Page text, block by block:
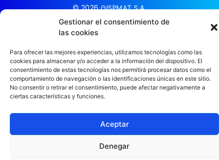
Gestionar el consentimiento de
las cookies
Para ofrecer las mejores experiencias, utilizamos tecnologías como las
cookies para almacenar y/o acceder a la información del dispositivo. El
consentimiento de estas tecnologías nos permitirá procesar datos como el
comportamiento de navegación o las identificaciones únicas en este sitio.
No consentir o retirar el consentimiento, puede afectar negativamente a
ciertas características y funciones.
Aceptar
Denegar
© 2026 GISPMAT S.A.
Todos los derechos
reservados
Aviso Legal
Política de cookies
Política de Privacidad